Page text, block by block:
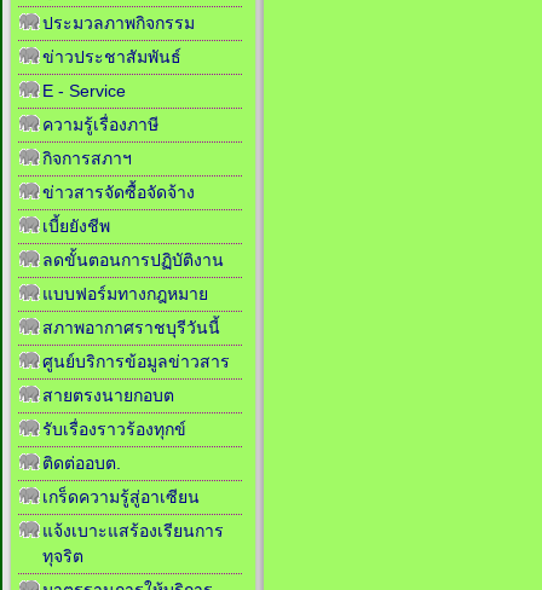
ประมวลภาพกิจกรรม
ข่าวประชาสัมพันธ์
E - Service
ความรู้เรื่องภาษี
กิจการสภาฯ
ข่าวสารจัดซื้อจัดจ้าง
เบี้ยยังชีพ
ลดขั้นตอนการปฏิบัติงาน
แบบฟอร์มทางกฎหมาย
สภาพอากาศราชบุรีวันนี้
ศูนย์บริการข้อมูลข่าวสาร
สายตรงนายกอบต
รับเรื่องราวร้องทุกข์
ติดต่ออบต.
เกร็ดความรู้สู่อาเซียน
แจ้งเบาะแสร้องเรียนการ
ทุจริต